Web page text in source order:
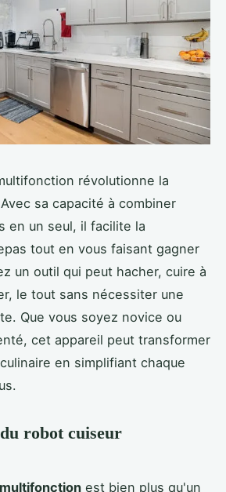
révolutionne la
sa capacité à combiner
en un seul, il facilite la
tout en vous faisant gagner
un outil qui peut hacher, cuire à
le tout sans nécessiter une
Que vous soyez novice ou
cet appareil peut transformer
en simplifiant chaque
robot cuiseur
est bien plus qu'un